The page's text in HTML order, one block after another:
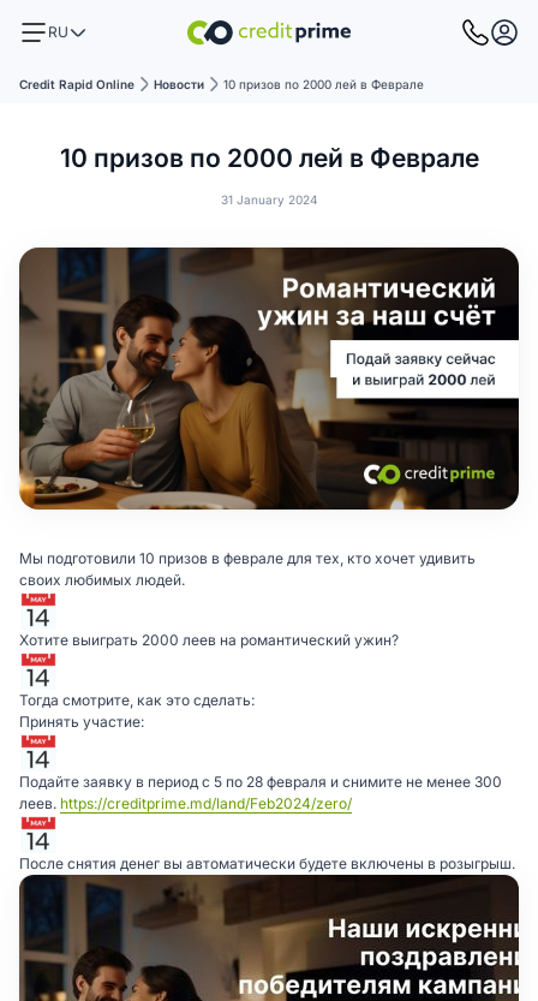
RU
Credit Rapid Online Новости 10 призов по 2000 лей в Феврале
10 призов по 2000 лей в Феврале
31 January 2024
Мы подготовили 10 призов в феврале для тех, кто хочет удивить
своих любимых людей.
Хотите выиграть 2000 леев на романтический ужин?
Тогда смотрите, как это сделать:
Принять участие:
Подайте заявку в период с 5 по 28 февраля и снимите не менее 300
леев. https://creditprime.md/land/Feb2024/zero/
После снятия денег вы автоматически будете включены в розыгрыш.